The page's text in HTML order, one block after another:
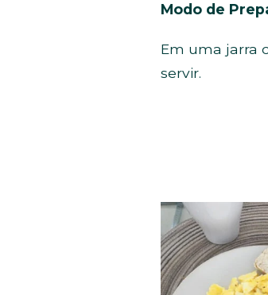
Modo de
Em uma jarra
servir.